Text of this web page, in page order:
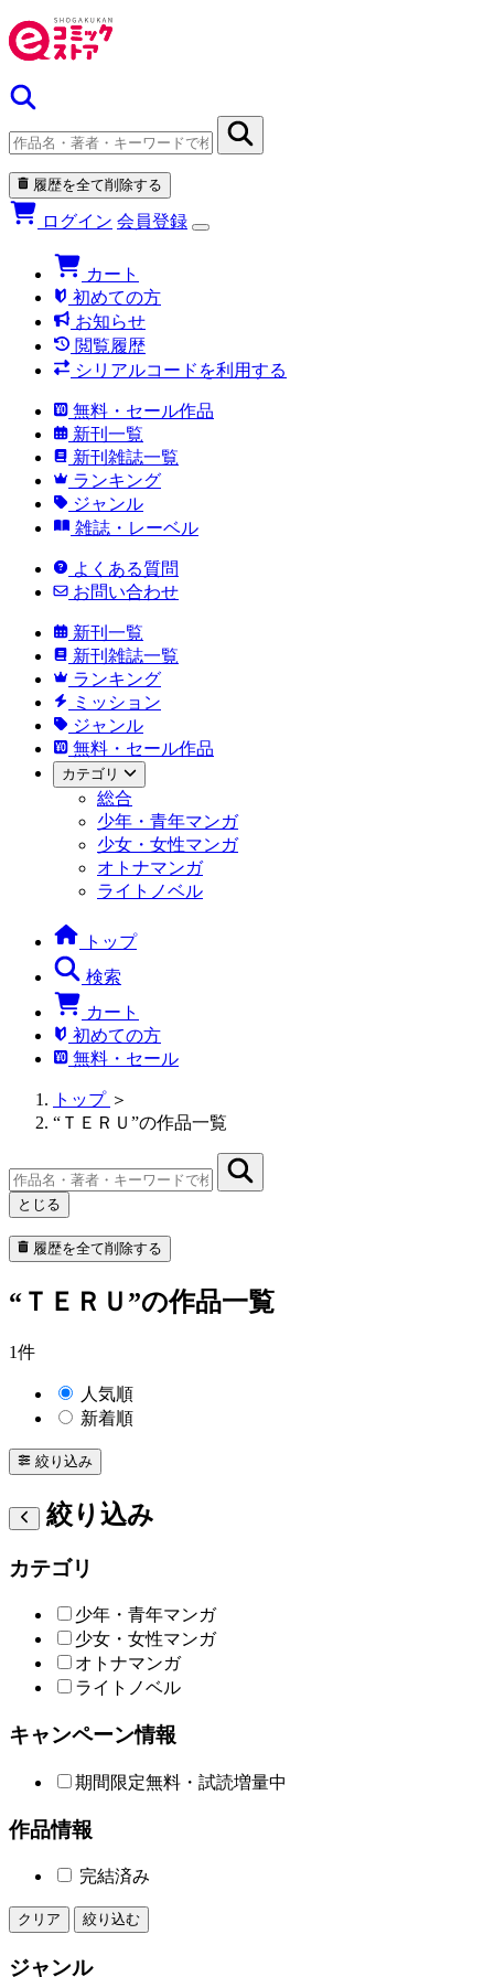
履歴を全て削除する
ログイン 会員登録
カート
初めての方
お知らせ
閲覧履歴
シリアルコードを利用する
無料・セール作品
新刊一覧
新刊雑誌一覧
ランキング
ジャンル
雑誌・レーベル
よくある質問
お問い合わせ
新刊一覧
新刊雑誌一覧
ランキング
ミッション
ジャンル
無料・セール作品
カテゴリ
総合
少年・青年マンガ
少女・女性マンガ
オトナマンガ
ライトノベル
トップ
検索
カート
初めての方
無料・セール
トップ ＞
“ＴＥＲＵ”の作品一覧
とじる
履歴を全て削除する
“ＴＥＲＵ”の作品一覧
1件
人気順
新着順
絞り込み
絞り込み
カテゴリ
少年・青年マンガ
少女・女性マンガ
オトナマンガ
ライトノベル
キャンペーン情報
期間限定無料・試読増量中
作品情報
完結済み
クリア 絞り込む
ジャンル